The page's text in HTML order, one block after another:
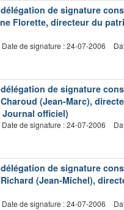
de signature
Florette, directeur du
Date de signature : 24-07-2006
de signature
(Jean-Marc),
officiel)
Date de signature : 24-07-2006
de signature
(Jean-Michel),
Date de signature : 24-07-2006